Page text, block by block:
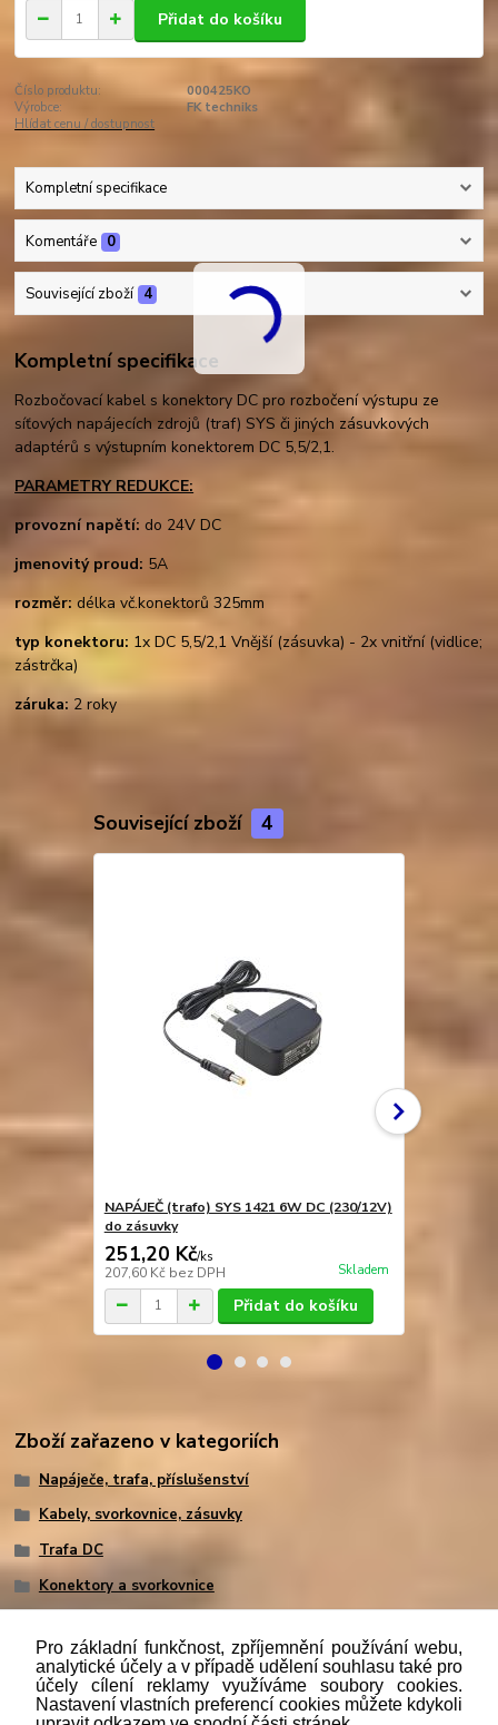
Přidat do košíku
Číslo produktu:
000425KO
Výrobce:
FK techniks
Hlídat cenu / dostupnost
Kompletní specifikace
Komentáře 0
Související zboží 4
Kompletní specifikace
Rozbočovací kabel s konektory DC pro rozbočení výstupu ze
síťových napájecích zdrojů (traf) SYS či jiných zásuvkových
adaptérů s výstupním konektorem DC 5,5/2,1.
PARAMETRY REDUKCE:
provozní napětí: do 24V DC
jmenovitý proud: 5A
rozměr: délka vč.konektorů 325mm
typ konektoru: 1x DC 5,5/2,1 Vnější (zásuvka) - 2x vnitřní (vidlice;
zástrčka)
záruka: 2 roky
Související zboží 4
NAPÁJEČ (trafo) SYS 1421 6W DC (230/12V)
do zásuvky
251,20 Kč/ks
207,60 Kč bez DPH Skladem
Přidat do košíku
Zboží zařazeno v kategoriích
Napáječe, trafa, příslušenství
Kabely, svorkovnice, zásuvky
Trafa DC
Konektory a svorkovnice
Podlezákona č. 112/mmmmm2016 Sb. o evidenci tržeb je
prodávající povinen vystavit kupujícímu účtenku. Zároveň je
Pro základní funkčnost, zpříjemnění používání webu,
analytické účely a v případě udělení souhlasu také pro
účely cílení reklamy využíváme soubory cookies.
Nastavení vlastních preferencí cookies můžete kdykoli